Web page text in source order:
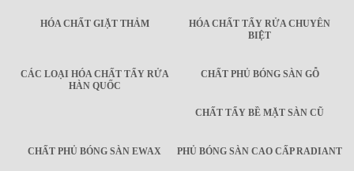
HÓA CHẤT GIẶT THẢM
HÓA CHẤT TẨY RỬA CHUYÊN
BIỆT
CÁC LOẠI HÓA CHẤT TẨY RỬA
HÀN QUỐC
CHẤT PHỦ BÓNG SÀN GỖ
CHẤT TẨY BỀ MẶT SÀN CŨ
CHẤT PHỦ BÓNG SÀN EWAX PHỦ BÓNG SÀN CAO CẤP RADIANT